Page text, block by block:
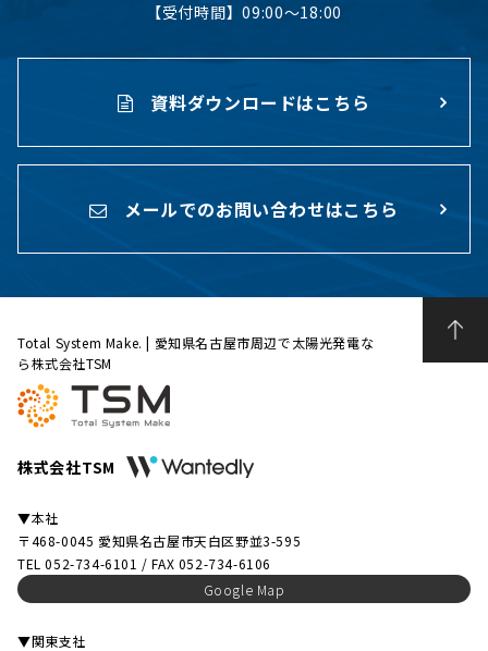
【受付時間】09:00〜18:00
資料ダウンロードはこちら
メールでのお問い合わせはこちら
Total System Make. | 愛知県名古屋市周辺で太陽光発電な
ら株式会社TSM
株式会社TSM
▼本社
〒468-0045 愛知県名古屋市天白区野並3-595
TEL 052-734-6101 / FAX 052-734-6106
Google Map
▼関東支社